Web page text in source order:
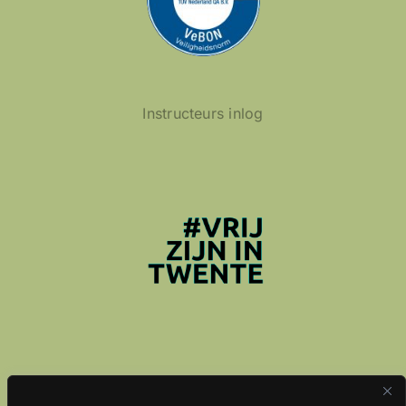
Instructeurs inlog